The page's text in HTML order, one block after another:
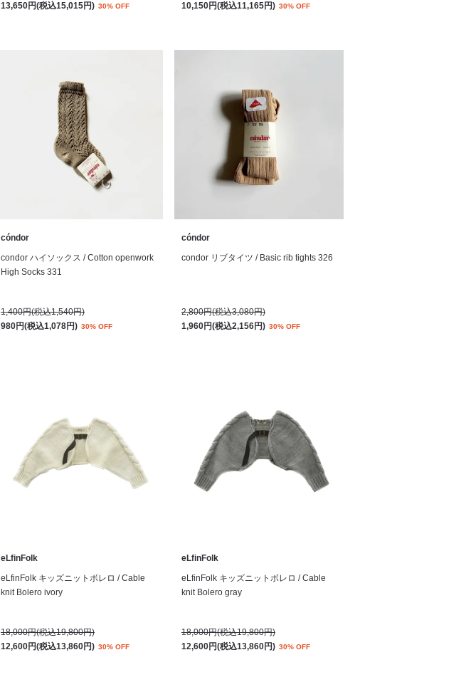
13,650円(税込15,015円) 30% OFF
10,150円(税込11,165円) 30% OFF
cóndor
condor ハイソックス / Cotton openwork
High Socks 331
1,400円(税込1,540円)
980円(税込1,078円) 30% OFF
cóndor
condor リブタイツ / Basic rib tights 326
2,800円(税込3,080円)
1,960円(税込2,156円) 30% OFF
eLfinFolk
eLfinFolk キッズニットボレロ / Cable
knit Bolero ivory
18,000円(税込19,800円)
12,600円(税込13,860円) 30% OFF
eLfinFolk
eLfinFolk キッズニットボレロ / Cable
knit Bolero gray
18,000円(税込19,800円)
12,600円(税込13,860円) 30% OFF